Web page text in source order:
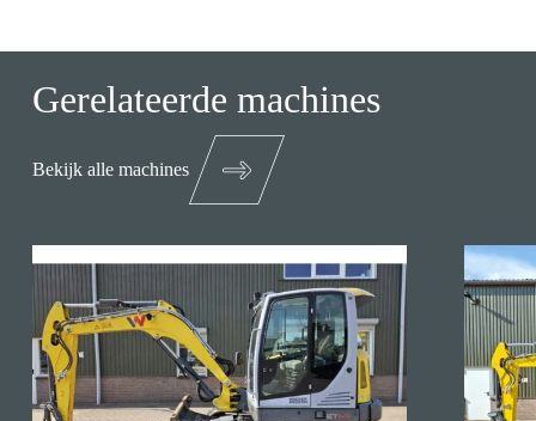
Gerelateerde machines
Bekijk alle machines